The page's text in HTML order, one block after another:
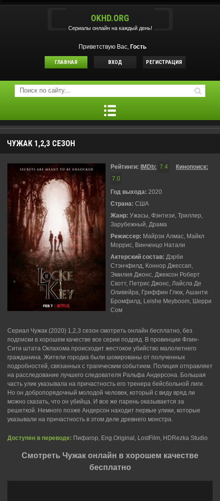
OKHD.ORG
Сериалы онлайн на каждый день!
Приветствую Вас, Гость
ГЛАВНАЯ ВХОД РЕГИСТРАЦИЯ
ЧУЖАК 1,2,3 СЕЗОН
Рейтинги: IMDb: 7.4
Кинопоиск:
7.0
Год выхода: 2020
Страна: США
Жанр: Ужасы, Фэнтези, Триллер,
Зарубежный, Драма
Режиссер: Майрзи Алмас, Майкл
Моррис, Винченцо Натали
Актерский состав: Дэрби
Стэнчфилд, Коннор Джессап,
Эмилия Джонс, Джексон Роберт
Скотт, Петрис Джонс, Лайсла Де
Оливейра, Гриффин Глюк, Ашанти
Бромфилд, Leishe Meyboom, Шерри
Сом
Сериал Чужак (2020) 1,2,3 сезон смотреть онлайн бесплатно, без
подписки в хорошем качестве все серии подряд. В провинции Флин-
Сити штата Оклахома происходит жестокое убийство малолетнего
гражданина. Жители городка были шокированы от полученных
подробностей, связанных с трагическим событием. Полиция отправляет
на расследование лучшего следователя Ральфа Андерсона. Большая
часть улик указывала на причастность его тренера бейсбольной лиги.
Но он добропорядочный молодой человек, который с виду вряд ли
можно сказать, что он убийца. И все же парень оказывается за
решеткой. Немного позже Андерсон находит первые улики, которые
указывали на причастность в этом деле древнего монстра.
Доступен в переводе: Пифагор, Eng.Original, LostFilm, HDRezka Studio
Смотреть Чужак онлайн в хорошем качестве
бесплатно